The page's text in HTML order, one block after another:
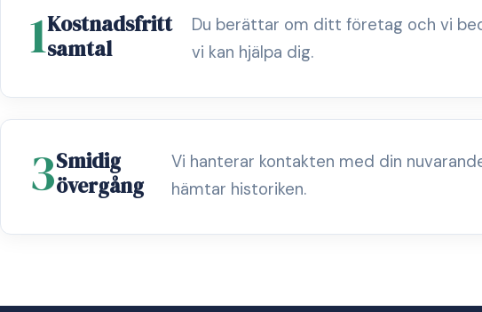
1Kostnadsfritt
samtal
Du berättar om ditt företag och vi
vi kan hjälpa dig.
3Smidig
övergång
Vi hanterar kontakten med din
hämtar historiken.